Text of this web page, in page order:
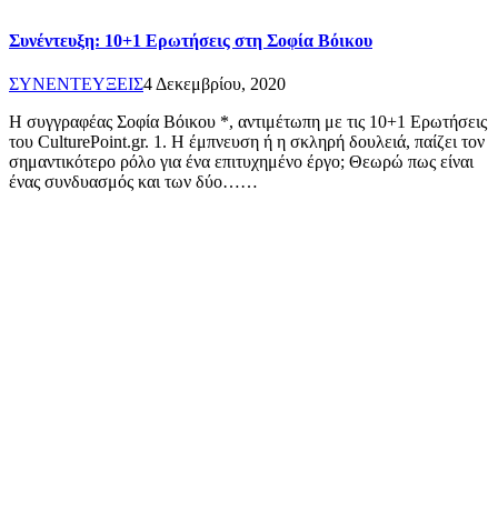
Συνέντευξη: 10+1 Ερωτήσεις στη Σοφία Βόικου
ΣΥΝΕΝΤΕΥΞΕΙΣ4 Δεκεμβρίου, 2020
Η συγγραφέας Σοφία Βόικου *, αντιμέτωπη με τις 10+1 Ερωτήσεις
του CulturePoint.gr. 1. Η έμπνευση ή η σκληρή δουλειά, παίζει τον
σημαντικότερο ρόλο για ένα επιτυχημένο έργο; Θεωρώ πως είναι
ένας συνδυασμός και των δύο……